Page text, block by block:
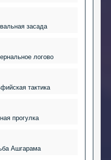
засада
логово
тактика
прогулка
Ашгарама